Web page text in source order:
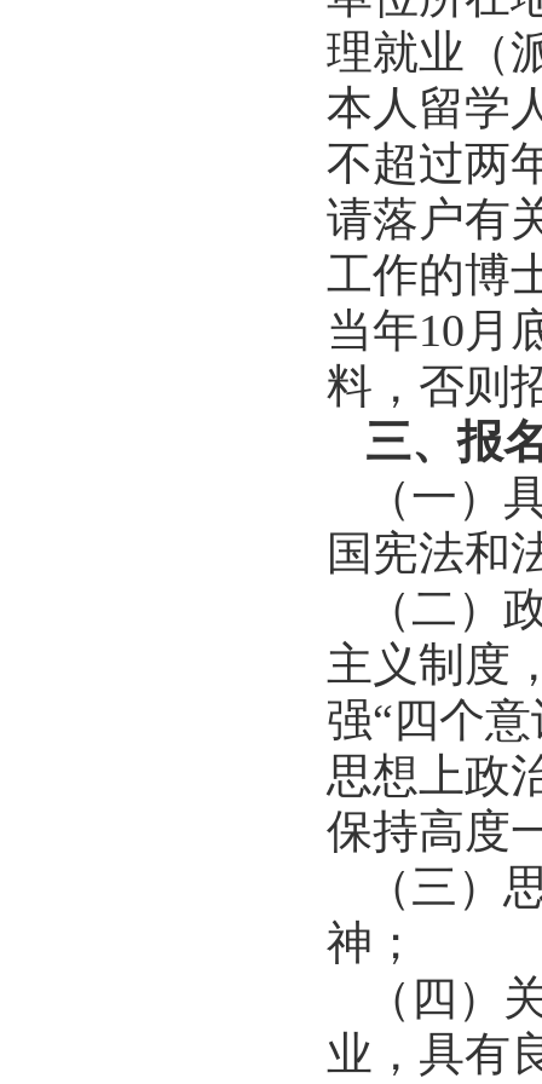
理就业（
本人留学
不超过两
请落户有
工作的博
当年10月
料，否则
三、报
（一）
国宪法和
（二）
主义制度
强“四个
思想上政
保持高度
（三）
神；
（四）
业，具有